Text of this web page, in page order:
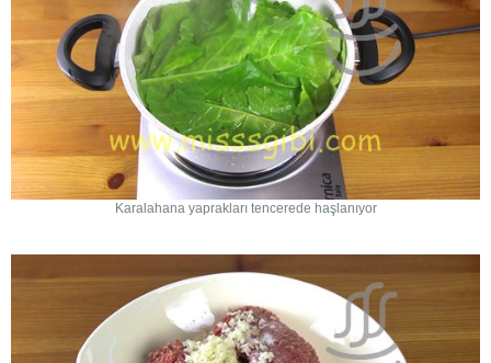
Karalahana yaprakları tencerede haşlanıyor